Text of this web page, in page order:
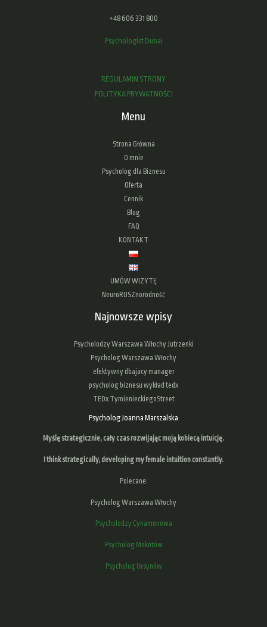
+48 606 331 800
Psychologist Dubai
REGULAMIN STRONY
POLITYKA PRYWATNOŚCI
Menu
Strona Główna
O mnie
Psycholog dla Biznesu
Oferta
Cennik
Blog
FAQ
KONTAKT
UMÓW WIZYTĘ
NeuroRUSZnorodność
Najnowsze wpisy
Psycholodzy Warszawa Włochy Jutrzenki
Psycholog Warszawa Włochy
efektywny dbajacy manager
psycholog biznesu wykład tedx
TEDx TymienieckiegoStreet
Psycholog Joanna Marszalska
Myślę strategicznie, cały czas rozwijając moją kobiecą intuicję.
I think strategically, developing my female intuition constantly.
Polecane:
Psycholog Warszawa Włochy
Psycholodzy Cynamonowa
Psycholog Mokotów
Psycholog Ursynów